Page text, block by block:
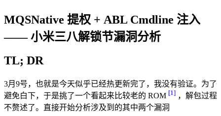
MQSNative 提权 + ABL Cmdline 注入
—— 小米三八解锁节漏洞分析
TL; DR
3月9号，也就是今天似乎已经热更新完了，我没有验证。为了
避免白下，于是挑了一个看起来比较老的 ROM [1] ，解包过程
不赘述了。直接开始分析涉及到的其中两个漏洞